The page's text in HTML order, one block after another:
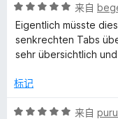
评
分
5
/
来自
Eigentlich müsste
senkrechten Tabs
sehr übersichtlich
标记
评
来自 puru